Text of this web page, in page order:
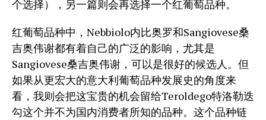
个选择），另一篇则会再选择一个红葡萄品种。
红葡萄品种中，Nebbiolo内比奥罗和Sangiovese桑
吉奥伟谢都有着自己的广泛的影响，尤其是
Sangiovese桑吉奥伟谢，可以是很好的候选人。但
如果从更宏大的意大利葡萄品种发展史的角度来
看，我则会把这宝贵的机会留给Teroldego特洛勒迭
勾这个并不为国内消费者所知的品种。这个品种链